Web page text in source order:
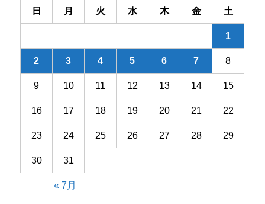
ン日 月 火 水 木 金 土
1
2 3 4 5 6 7 8
9 10 11 12 13 14 15
16 17 18 19 20 21 22
23 24 25 26 27 28 29
30 31
« 7月